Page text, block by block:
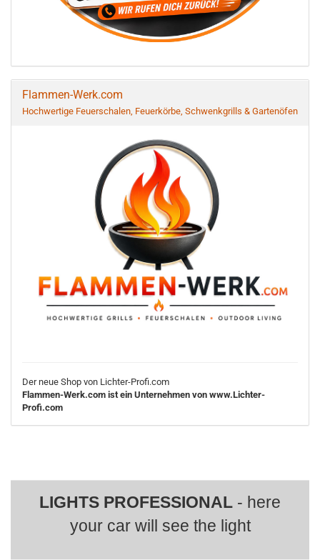
Flammen-Werk.com
Hochwertige Feuerschalen, Feuerkörbe, Schwenkgrills & Gartenöfen
Der neue Shop von Lichter-Profi.com
Flammen-Werk.com ist ein Unternehmen von www.Lichter-
Profi.com
LIGHTS PROFESSIONAL - here
your car will see the light